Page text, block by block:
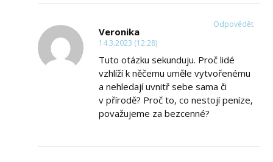
Veronika
14.3.2023 (12:28)
Tuto otázku sekunduju. Proč lidé
vzhlíží k něčemu uměle vytvořenému
a nehledají uvnitř sebe sama či
v přírodě? Proč to, co nestojí peníze,
považujeme za bezcenné?
Odpovědět